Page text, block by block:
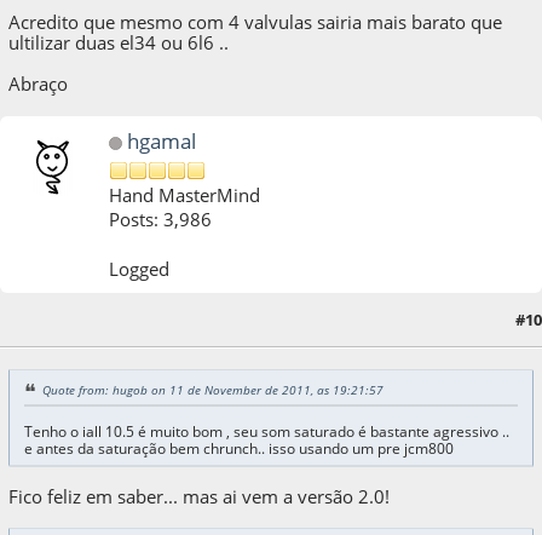
Acredito que mesmo com 4 valvulas sairia mais barato que
ultilizar duas el34 ou 6l6 ..
Abraço
hgamal
Hand MasterMind
Posts: 3,986
Logged
#10
Quote from: hugob on 11 de November de 2011, as 19:21:57
Tenho o iall 10.5 é muito bom , seu som saturado é bastante agressivo ..
e antes da saturação bem chrunch.. isso usando um pre jcm800
Fico feliz em saber... mas ai vem a versão 2.0!